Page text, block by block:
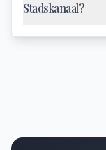
Stadskanaal?